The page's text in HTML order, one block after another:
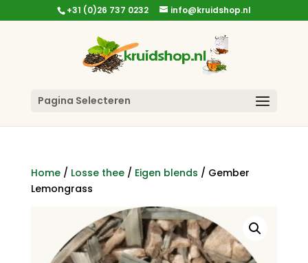
+31 (0)26 737 0232 info@kruidshop.nl
Pagina Selecteren
Home/ Losse thee/ Eigen blends / Gember
Lemongrass